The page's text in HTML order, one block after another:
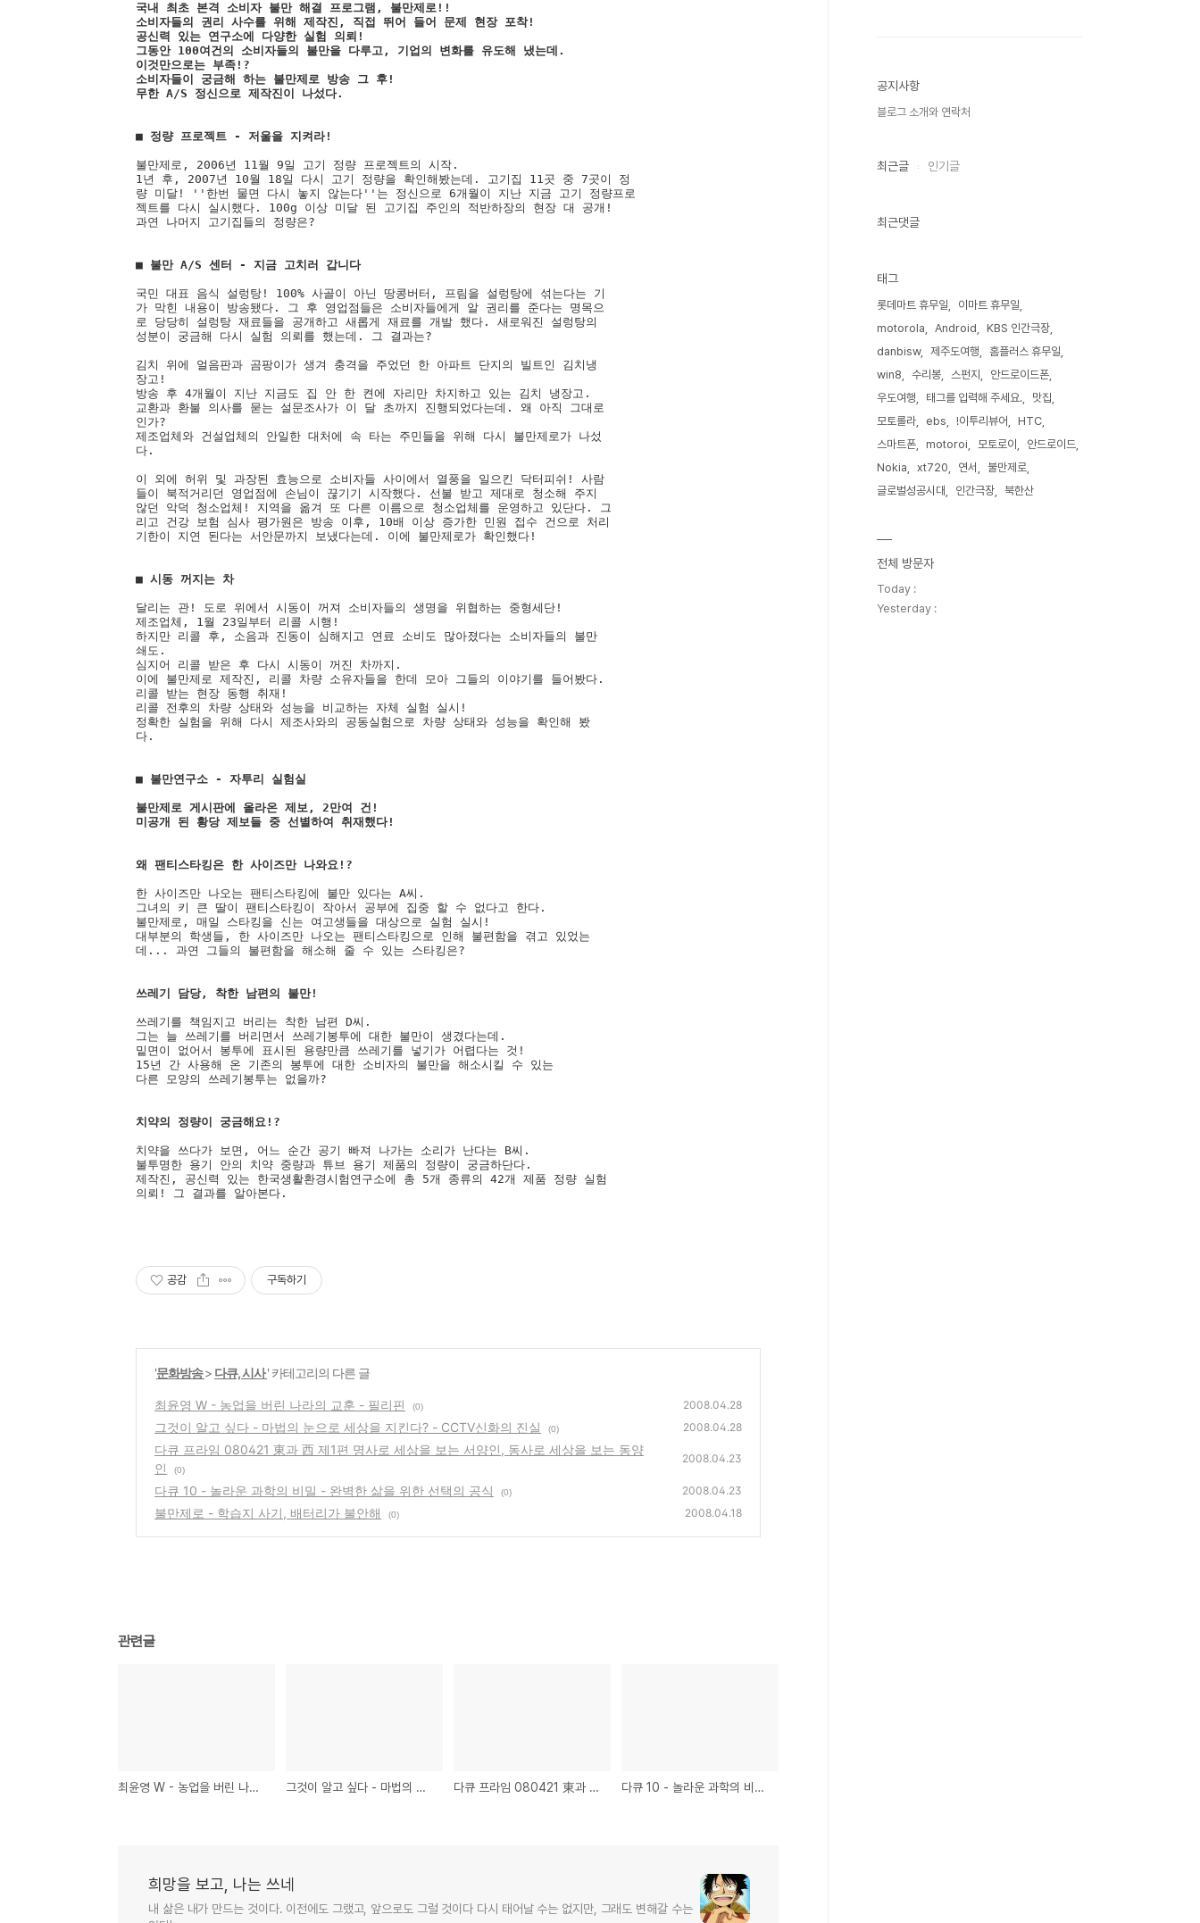
국내 최초 본격 소비자 불만 해결 프로그램, 불만제로!!
소비자들의 권리 사수를 위해 제작진, 직접 뛰어 들어 문제 현장 포착!
공신력 있는 연구소에 다양한 실험 의뢰!
그동안 100여건의 소비자들의 불만을 다루고, 기업의 변화를 유도해 냈는데.
이것만으로는 부족!?
소비자들이 궁금해 하는 불만제로 방송 그 후!
무한 A/S 정신으로 제작진이 나섰다.
불만제로, 2006년 11월 9일 고기 정량 프로젝트의 시작.
1년 후, 2007년 10월 18일 다시 고기 정량을 확인해봤는데. 고기집 11곳 중 7곳이 정
량 미달! ''한번 물면 다시 놓지 않는다''는 정신으로 6개월이 지난 지금 고기 정량프로
젝트를 다시 실시했다. 100g 이상 미달 된 고기집 주인의 적반하장의 현장 대 공개!
과연 나머지 고기집들의 정량은?
국민 대표 음식 설렁탕! 100% 사골이 아닌 땅콩버터, 프림을 설렁탕에 섞는다는 기
가 막힌 내용이 방송됐다. 그 후 영업점들은 소비자들에게 알 권리를 준다는 명목으
로 당당히 설렁탕 재료들을 공개하고 새롭게 재료를 개발 했다. 새로워진 설렁탕의
성분이 궁금해 다시 실험 의뢰를 했는데. 그 결과는?
김치 위에 얼음판과 곰팡이가 생겨 충격을 주었던 한 아파트 단지의 빌트인 김치냉
장고!
방송 후 4개월이 지난 지금도 집 안 한 켠에 자리만 차지하고 있는 김치 냉장고.
교환과 환불 의사를 묻는 설문조사가 이 달 초까지 진행되었다는데. 왜 아직 그대로
인가?
제조업체와 건설업체의 안일한 대처에 속 타는 주민들을 위해 다시 불만제로가 나섰
다.
이 외에 허위 및 과장된 효능으로 소비자들 사이에서 열풍을 일으킨 닥터피쉬! 사람
들이 북적거리던 영업점에 손님이 끊기기 시작했다. 선불 받고 제대로 청소해 주지
않던 악덕 청소업체! 지역을 옮겨 또 다른 이름으로 청소업체를 운영하고 있단다. 그
리고 건강 보험 심사 평가원은 방송 이후, 10배 이상 증가한 민원 접수 건으로 처리
기한이 지연 된다는 서안문까지 보냈다는데. 이에 불만제로가 확인했다!
■ 시동 꺼지는 차
달리는 관! 도로 위에서 시동이 꺼져 소비자들의 생명을 위협하는 중형세단!
제조업체, 1월 23일부터 리콜 시행!
하지만 리콜 후, 소음과 진동이 심해지고 연료 소비도 많아졌다는 소비자들의 불만
쇄도.
심지어 리콜 받은 후 다시 시동이 꺼진 차까지.
이에 불만제로 제작진, 리콜 차량 소유자들을 한데 모아 그들의 이야기를 들어봤다.
리콜 받는 현장 동행 취재!
리콜 전후의 차량 상태와 성능을 비교하는 자체 실험 실시!
정확한 실험을 위해 다시 제조사와의 공동실험으로 차량 상태와 성능을 확인해 봤
다.
■ 불만연구소 - 자투리 실험실
불만제로 게시판에 올라온 제보, 2만여 건!
한 사이즈만 나오는 팬티스타킹에 불만 있다는 A씨.
그녀의 키 큰 딸이 팬티스타킹이 작아서 공부에 집중 할 수 없다고 한다.
불만제로, 매일 스타킹을 신는 여고생들을 대상으로 실험 실시!
대부분의 학생들, 한 사이즈만 나오는 팬티스타킹으로 인해 불편함을 겪고 있었는
데... 과연 그들의 불편함을 해소해 줄 수 있는 스타킹은?
쓰레기를 책임지고 버리는 착한 남편 D씨.
그는 늘 쓰레기를 버리면서 쓰레기봉투에 대한 불만이 생겼다는데.
밑면이 없어서 봉투에 표시된 용량만큼 쓰레기를 넣기가 어렵다는 것!
15년 간 사용해 온 기존의 봉투에 대한 소비자의 불만을 해소시킬 수 있는
다른 모양의 쓰레기봉투는 없을까?
치약을 쓰다가 보면, 어느 순간 공기 빠져 나가는 소리가 난다는 B씨.
불투명한 용기 안의 치약 중량과 튜브 용기 제품의 정량이 궁금하단다.
제작진, 공신력 있는 한국생활환경시험연구소에 총 5개 종류의 42개 제품 정량 실험
의뢰! 그 결과를 알아본다.
공감 구독하기
'문화방송> 다큐, 시사' 카테고리의 다른 글
최윤영 W - 농업을 버린 나라의 교훈 - 필리핀 (0) 2008.04.28
그것이 알고 싶다 - 마법의 눈으로 세상을 지킨다? - CCTV신화의 진실 (0) 2008.04.28
다큐 프라임 080421 東과 西 제1편 명사로 세상을 보는 서양인, 동사로 세상을 보는 동양
인
(0)
2008.04.23
다큐 10 - 놀라운 과학의 비밀 - 완벽한 삶을 위한 선택의 공식 (0) 2008.04.23
불만제로 - 학습지 사기, 배터리가 불안해 (0) 2008.04.18
관련글
최윤영 W - 농업을 버린 나라의 교훈 - 필리핀 그것이 알고 싶다 - 마법의 눈으로 세상을 지킨다? - CCTV신화의 진실 다큐 프라임 080421 東과 西 제1편 명사로 세상을 보는 서양인, 동사로 세상을 보는 동양인 다큐 10 - 놀라운 과학의 비밀 - 완벽한 삶을 위한 선택의 공식
희망을 보고, 나는 쓰네
내 삶은 내가 만드는 것이다. 이전에도 그랬고, 앞으로도 그럴 것이다 다시 태어날 수는 없지만, 그래도 변해갈 수는
공지사항
블로그 소개와 연락처
최근글 인기글
최근댓글
태그
롯데마트 휴무일
이마트 휴무일
motorola
Android
KBS 인간극장
danbisw
제주도여행
홈플러스 휴무일
win8
수리봉 스펀지
안드로이드폰
우도여행
태그를 입력해 주세요.
맛집
모토롤라
ebs !이투리뷰어
HTC
스마트폰
motoroi 모토로이
안드로이드
Nokia
xt720 연서
불만제로
글로벌성공시대
인간극장 북한산
전체 방문자
Today :
Yesterday :